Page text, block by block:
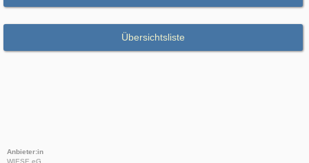
Übersichtsliste
Anbieter:in